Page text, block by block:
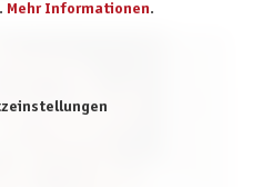
Mehr Informationen.